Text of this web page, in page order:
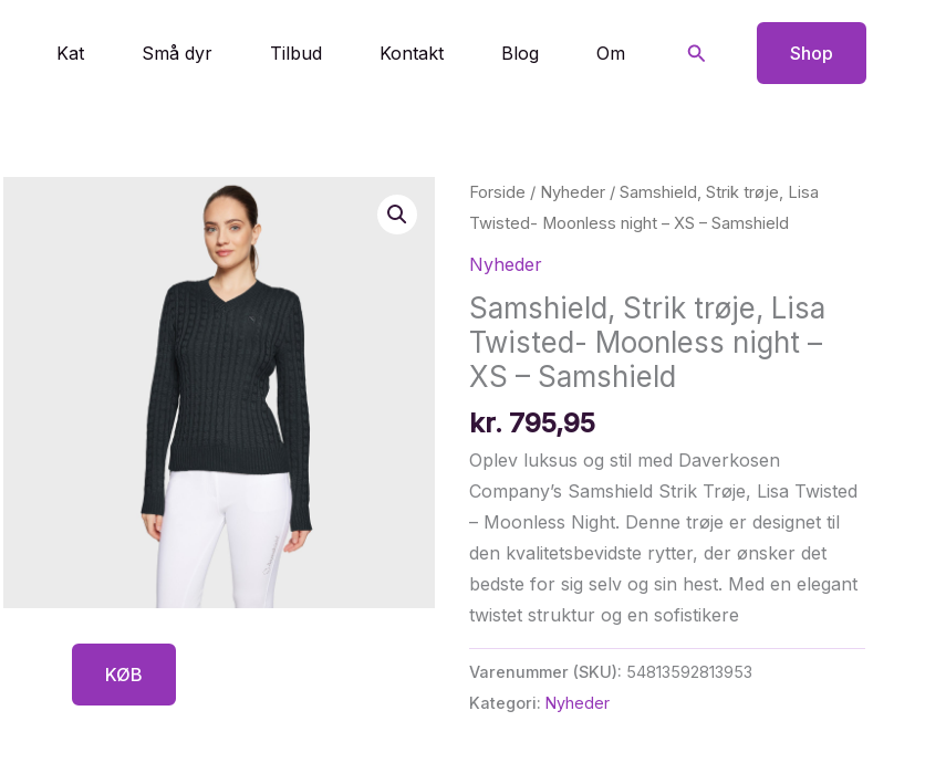
Kat Små dyr Tilbud Kontakt Blog Om Søg Shop
Forside / Nyheder/ Samshield, Strik trøje, Lisa
Twisted- Moonless night – XS – Samshield
Nyheder
Samshield, Strik trøje, Lisa
Twisted- Moonless night –
XS – Samshield
kr. 795,95
Oplev luksus og stil med Daverkosen
Company’s Samshield Strik Trøje, Lisa Twisted
– Moonless Night. Denne trøje er designet til
den kvalitetsbevidste rytter, der ønsker det
bedste for sig selv og sin hest. Med en elegant
twistet struktur og en sofistikere
Varenummer (SKU): 54813592813953
Kategori: Nyheder
KØB